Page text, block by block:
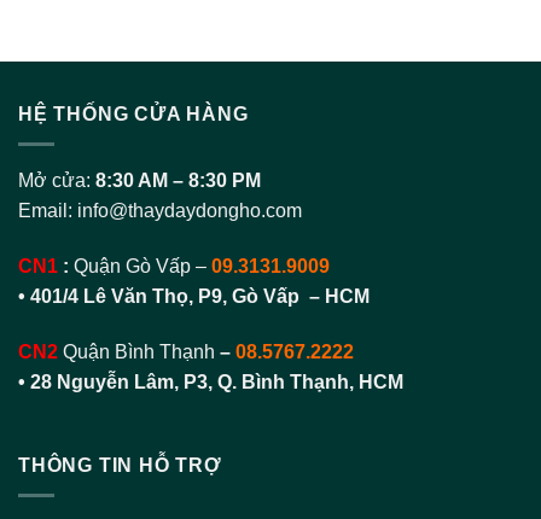
HỆ THỐNG CỬA HÀNG
Mở cửa: 8:30 AM – 8:30 PM
Email: info@thaydaydongho.com
CN1 : Quận Gò Vấp – 09.3131.9009
• 401/4 Lê Văn Thọ, P9, Gò Vấp – HCM
CN2 Quận Bình Thạnh – 08.5767.2222
• 28 Nguyễn Lâm, P3, Q. Bình Thạnh, HCM
THÔNG TIN HỖ TRỢ